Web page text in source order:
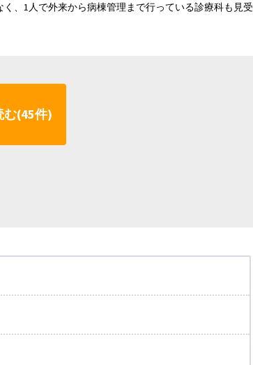
、1人で外来から病棟管理まで行っている診療科も見受
む(45件)